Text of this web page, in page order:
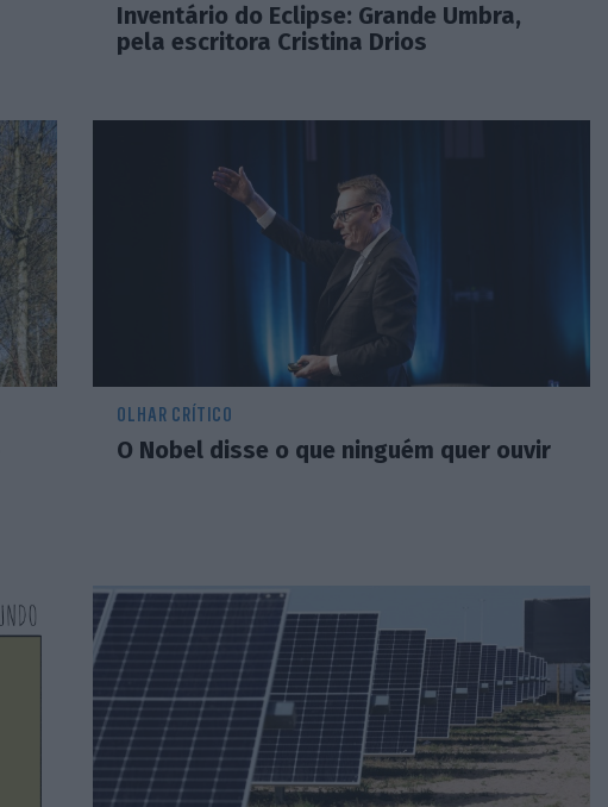
Inventário do Eclipse: Grande Umbra,
pela escritora Cristina Drios
OLHAR CRÍTICO
O Nobel disse o que ninguém quer ouvir